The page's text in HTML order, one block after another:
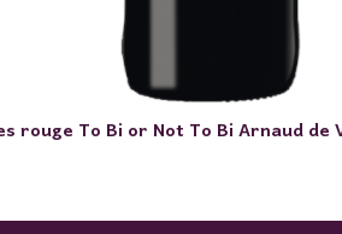
rouge To Bi or Not To Bi Arnaud de